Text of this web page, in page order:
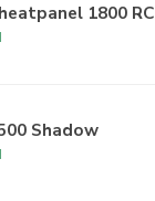
1800 RC
Shadow